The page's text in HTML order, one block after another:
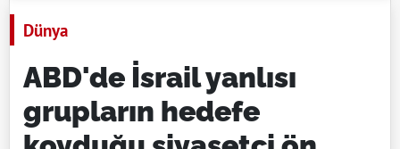
Dünya
ABD'de İsrail yanlısı
grupların hedefe